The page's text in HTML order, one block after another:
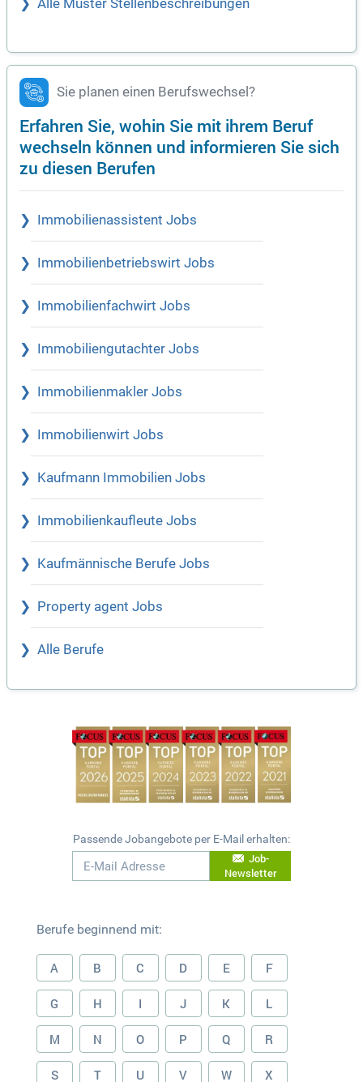
Alle Muster Stellenbeschreibungen
Sie planen einen Berufswechsel?
Erfahren Sie, wohin Sie mit ihrem Beruf
wechseln können und informieren Sie sich
zu diesen Berufen
Immobilienassistent Jobs
Immobilienbetriebswirt Jobs
Immobilienfachwirt Jobs
Immobiliengutachter Jobs
Immobilienmakler Jobs
Immobilienwirt Jobs
Kaufmann Immobilien Jobs
Immobilienkaufleute Jobs
Kaufmännische Berufe Jobs
Property agent Jobs
Alle Berufe
Passende Jobangebote per E-Mail erhalten:
Job-
Newsletter
Berufe beginnend mit:
A B C D E F
G H I J K L
M N O P Q R
S T U V W X